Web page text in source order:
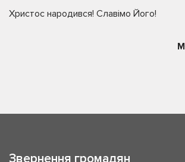
Христос народився! Славімо Його!
Звернення громадян